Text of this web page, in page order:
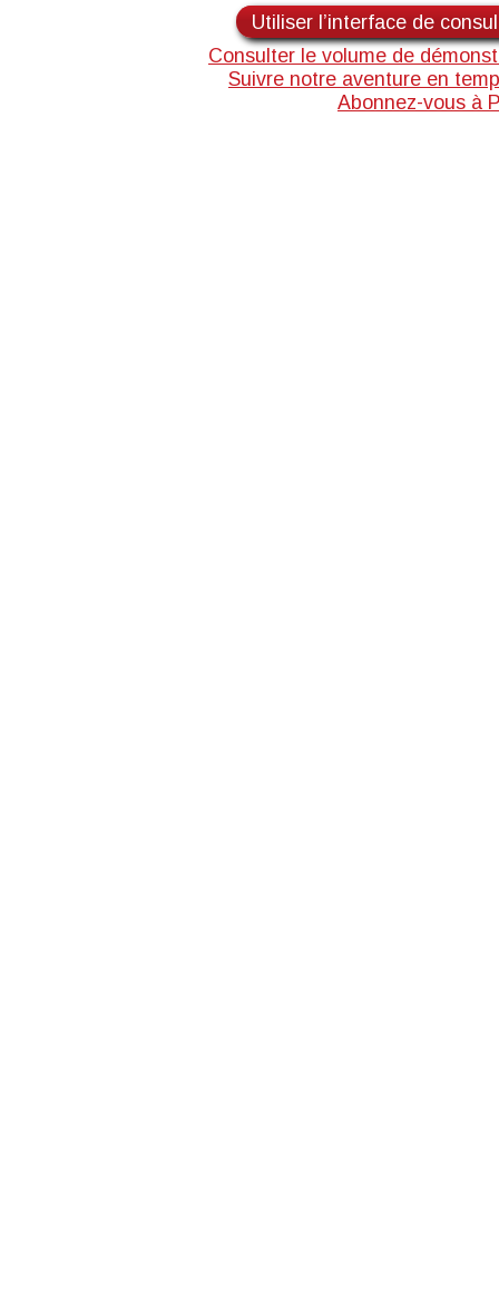
Utiliser l’interface de
Consulter le volume de
Suivre notre aventure en
Abonnez-vous à